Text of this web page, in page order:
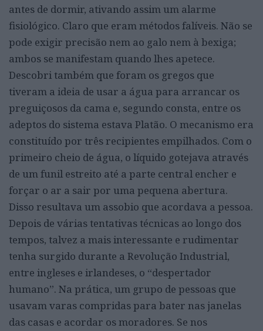
antes de dormir, ativando assim um alarme
fisiológico. Claro que eram métodos falíveis. Não se
pode exigir precisão nem ao galo nem à bexiga;
ambos se manifestam quando lhes apetece.
Descobri também que foram os gregos que
tiveram a ideia de usar a água para arrancar os
preguiçosos da cama e, segundo consta, entre os
adeptos do sistema estava Platão. O mecanismo era
constituído por três recipientes empilhados. Com o
primeiro cheio de água, o líquido gotejava através
de um funil estreito até a parte central encher e
forçar o ar a sair por uma pequena abertura.
Disso resultava um assobio que acordava a pessoa.
Depois de várias tentativas técnicas ao longo dos
tempos, talvez a mais interessante e rudimentar
tenha surgido durante a Revolução Industrial,
entre ingleses e irlandeses, o “despertador
humano”. Na prática, um grupo de pessoas que
usavam varas compridas para bater nas janelas
das casas e acordar os moradores. Se nos